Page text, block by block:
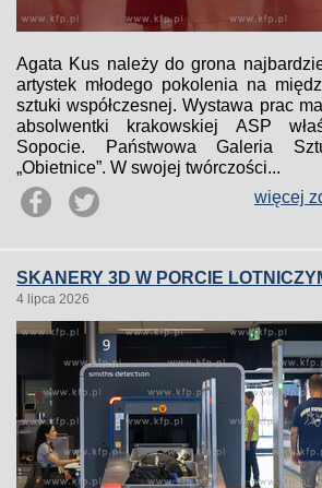
Agata Kus należy do grona
artystek młodego pokolenia na
sztuki współczesnej. Wystawa prac
absolwentki krakowskiej ASP
Sopocie. Państwowa Galeria
„Obietnice”. W swojej twórczości...
więcej
SKANERY 3D W PORCIE
4 lipca 2026